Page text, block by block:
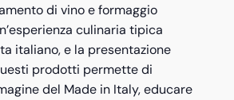
di vino e formaggio
culinaria tipica
italiano, e la presentazione
prodotti permette di
del Made in Italy, educare